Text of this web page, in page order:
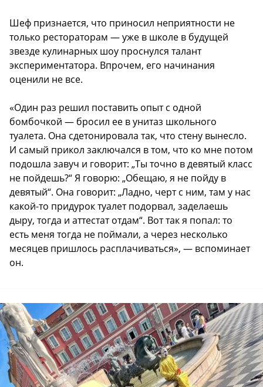
Шеф признается, что приносил неприятности не
только рестораторам — уже в школе в будущей
звезде кулинарных шоу проснулся талант
экспериментатора. Впрочем, его начинания
оценили не все.
«Один раз решил поставить опыт с одной
бомбочкой — бросил ее в унитаз школьного
туалета. Она сдетонировала так, что стену вынесло.
И самый прикол заключался в том, что ко мне потом
подошла завуч и говорит: „Ты точно в девятый класс
не пойдешь?“ Я говорю: „Обещаю, я не пойду в
девятый“. Она говорит: „Ладно, черт с ним, там у нас
какой-то придурок туалет подорвал, заделаешь
дыру, тогда и аттестат отдам“. Вот так я попал: то
есть меня тогда не поймали, а через несколько
месяцев пришлось расплачиваться», — вспоминает
он.